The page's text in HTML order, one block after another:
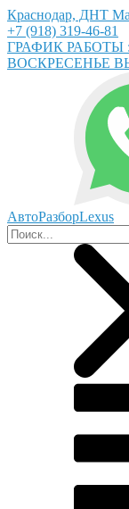
Краснодар, ДНТ
+7 (918) 319-46-81
ГРАФИК РАБОТЫ
ВОСКРЕСЕНЬЕ
АвтоРазборLexus